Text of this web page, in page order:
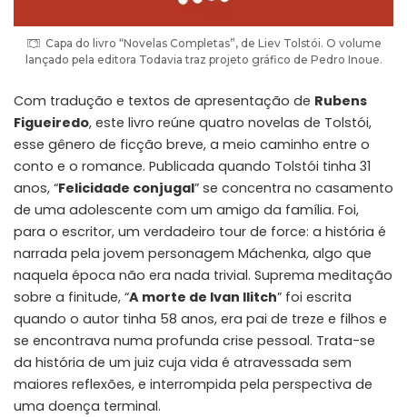
Capa do livro “Novelas Completas”, de Liev Tolstói. O volume
lançado pela editora Todavia traz projeto gráfico de Pedro Inoue.
Com tradução e textos de apresentação de Rubens
Figueiredo, este livro reúne quatro novelas de Tolstói,
esse gênero de ficção breve, a meio caminho entre o
conto e o romance. Publicada quando Tolstói tinha 31
anos, “Felicidade conjugal” se concentra no casamento
de uma adolescente com um amigo da família. Foi,
para o escritor, um verdadeiro tour de force: a história é
narrada pela jovem personagem Máchenka, algo que
naquela época não era nada trivial. Suprema meditação
sobre a finitude, “A morte de Ivan Ilitch” foi escrita
quando o autor tinha 58 anos, era pai de treze e filhos e
se encontrava numa profunda crise pessoal. Trata-se
da história de um juiz cuja vida é atravessada sem
maiores reflexões, e interrompida pela perspectiva de
uma doença terminal.